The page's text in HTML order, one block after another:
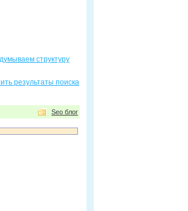
структуру
результаты поиска
Seo блог